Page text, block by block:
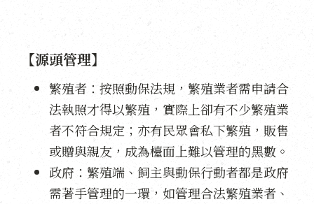
【源頭管理】
繁殖者：按照動保法規，繁殖業者需申請合
法執照才得以繁殖，實際上卻有不少繁殖業
者不符合規定；亦有民眾會私下繁殖，販售
或贈與親友，成為檯面上難以管理的黑數。
政府：繁殖端、飼主與動保行動者都是政府
需著手管理的一環，如管理合法繁殖業者、